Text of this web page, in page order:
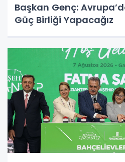
Başkan Genç:
Güç Birliği Yapacağız